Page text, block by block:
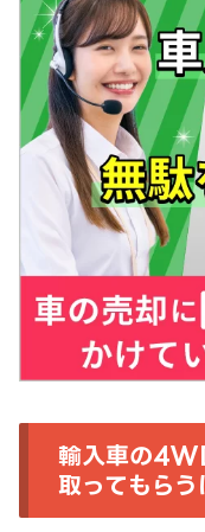
輸入車の
取ってもらう